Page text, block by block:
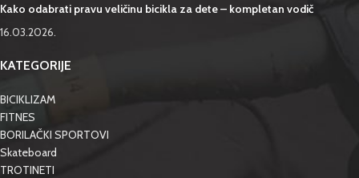
Kako odabrati pravu veličinu bicikla za dete – kompletan vodič
16.03.2026.
KATEGORIJE
BICIKLIZAM
FITNES
BORILAČKI SPORTOVI
Skateboard
TROTINETI